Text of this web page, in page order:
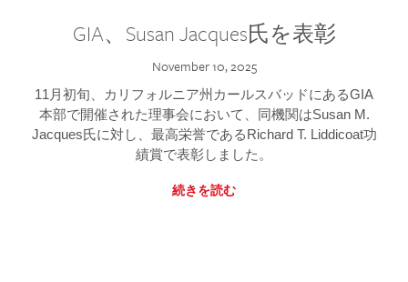
GIA、Susan Jacques氏を表彰
November 10, 2025
11月初旬、カリフォルニア州カールスバッドにあるGIA
本部で開催された理事会において、同機関はSusan M.
Jacques氏に対し、最高栄誉であるRichard T. Liddicoat功
績賞で表彰しました。
続きを読む